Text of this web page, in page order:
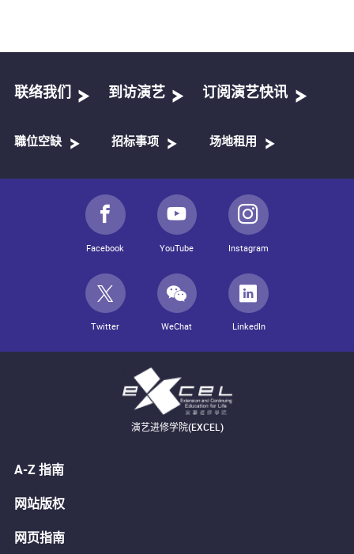
联络我们 到访演艺 订阅演艺快讯
職位空缺 招标事项 场地租用
Facebook YouTube Instagram
Twitter WeChat LinkedIn
演艺进修学院(EXCEL)
A-Z 指南
网站版权
网页指南